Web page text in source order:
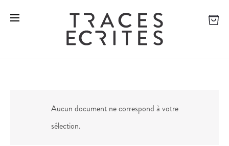
Aucun document ne correspond à votre
sélection.